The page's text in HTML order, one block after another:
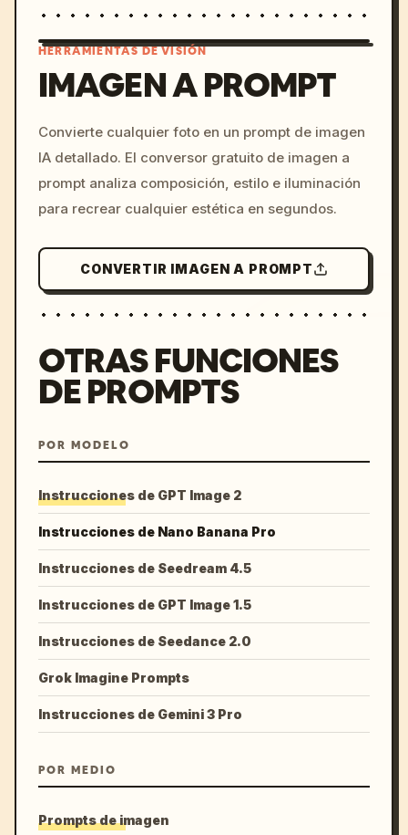
c, cyberpunk sunset, neon
colors, 8k --v 6.0
HERRAMIENTAS DE VISIÓN
IMAGEN A PROMPT
Convierte cualquier foto en un prompt de imagen
IA detallado. El conversor gratuito de imagen a
prompt analiza composición, estilo e iluminación
para recrear cualquier estética en segundos.
CONVERTIR IMAGEN A PROMPT
OTRAS FUNCIONES
DE PROMPTS
POR MODELO
Instrucciones de GPT Image 2
Instrucciones de Nano Banana Pro
Instrucciones de Seedream 4.5
Instrucciones de GPT Image 1.5
Instrucciones de Seedance 2.0
Grok Imagine Prompts
Instrucciones de Gemini 3 Pro
POR MEDIO
Prompts de imagen